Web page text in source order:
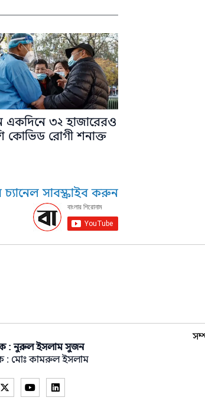
একদিনে ৩২ হাজারেরও
কোভিড রোগী শনাক্ত
সাবস্ক্রাইব করুন
: নুরুল ইসলাম সুজন
: মোঃ কামরুল ইসলাম